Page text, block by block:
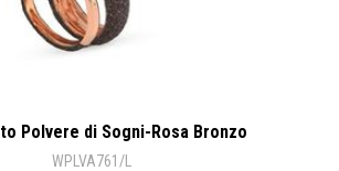
Polvere di Sogni-Rosa Bronzo
WPLVA761/L